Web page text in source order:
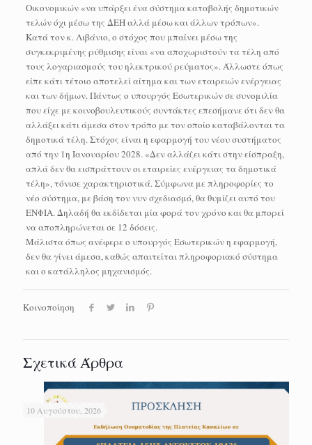
Οικονομικών «να υπάρξει ένα σύστημα καταβολής δημοτικών
τελών όχι μέσω της ΔΕΗ αλλά μέσω και άλλων τρόπων».
Κατά τον κ. Λιβάνιο, ο στόχος που μπαίνει μέσω της
συγκεκριμένης ρύθμισης είναι «να αποχωριστούν τα τέλη από
τους λογαριασμούς του ηλεκτρικού ρεύματος». Άλλωστε όπως
είπε κάτι τέτοιο αποτελεί αίτημα και των εταιρειών ενέργειας
και των δήμων. Πάντως ο υπουργός Εσωτερικών σε συνομιλία
που είχε με κοινοβουλευτικούς συντάκτες επεσήμανε ότι δεν θα
αλλάξει κάτι άμεσα στον τρόπο με τον οποίο καταβάλονται τα
δημοτικά τέλη. Στόχος είναι η εφαρμογή του νέου συστήματος
από την 1η Ιανουαρίου 2028. «Δεν αλλάζει κάτι στην είσπραξη,
απλά δεν θα εισπράττουν οι εταιρείες ενέργειας τα δημοτικά
τέλη», τόνισε χαρακτηριστικά. Σύμφωνα με πληροφορίες το
νέο σύστημα, με βάση τον νυν σχεδιασμό, θα θυμίζει αυτό του
ΕΝΦΙΑ. Δηλαδή θα εκδίδεται μία φορά τον χρόνο και θα μπορεί
να αποπληρώνεται σε 12 δόσεις.
Μάλιστα όπως ανέφερε ο υπουργός Εσωτερικών η εφαρμογή,
δεν θα γίνει άμεσα, καθώς απαιτείται πληροφοριακό σύστημα
και ο κατάλληλος μηχανισμός.
Κοινοποίηση
Σχετικά Άρθρα
10 Αυγούστου, 2026